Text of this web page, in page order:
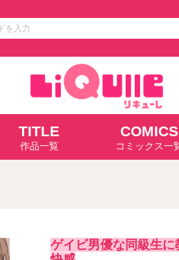
その他
コミックエッセイ
ケットモンスター
オー
TITLE
作品一覧
COMICS
コミックス一
ゲイビ男優な同級生